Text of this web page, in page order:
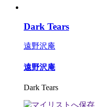
Dark Tears
遠野沢庵
遠野沢庵
Dark Tears